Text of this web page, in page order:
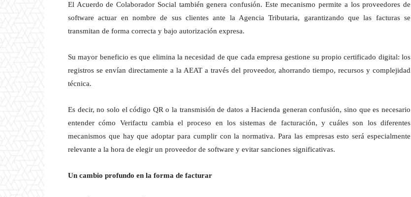
El Acuerdo de Colaborador Social también genera confusión. Este mecanismo permite a los proveedores de
software actuar en nombre de sus clientes ante la Agencia Tributaria, garantizando que las facturas se
transmitan de forma correcta y bajo autorización expresa.
Su mayor beneficio es que elimina la necesidad de que cada empresa gestione su propio certificado digital: los
registros se envían directamente a la AEAT a través del proveedor, ahorrando tiempo, recursos y complejidad
técnica.
Es decir, no solo el código QR o la transmisión de datos a Hacienda generan confusión, sino que es necesario
entender cómo Verifactu cambia el proceso en los sistemas de facturación, y cuáles son los diferentes
mecanismos que hay que adoptar para cumplir con la normativa. Para las empresas esto será especialmente
relevante a la hora de elegir un proveedor de software y evitar sanciones significativas.
Un cambio profundo en la forma de facturar